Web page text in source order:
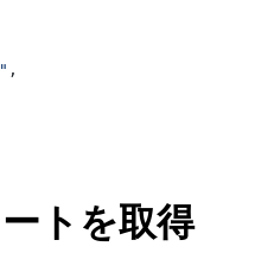
,
トを取得